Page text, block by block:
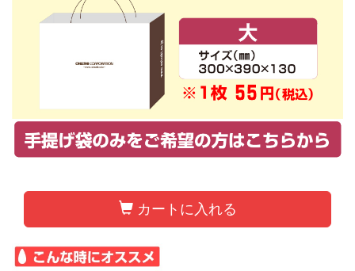
カートに入れる